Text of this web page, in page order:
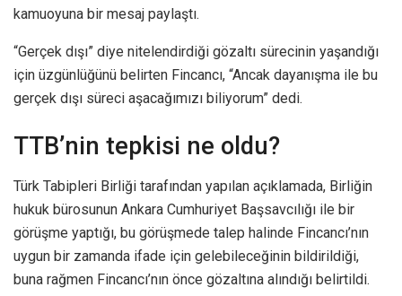
kamuoyuna bir mesaj paylaştı.
“Gerçek dışı” diye nitelendirdiği gözaltı sürecinin yaşandığı
için üzgünlüğünü belirten Fincancı, “Ancak dayanışma ile bu
gerçek dışı süreci aşacağımızı biliyorum” dedi.
TTB’nin tepkisi ne oldu?
Türk Tabipleri Birliği tarafından yapılan açıklamada, Birliğin
hukuk bürosunun Ankara Cumhuriyet Başsavcılığı ile bir
görüşme yaptığı, bu görüşmede talep halinde Fincancı’nın
uygun bir zamanda ifade için gelebileceğinin bildirildiği,
buna rağmen Fincancı’nın önce gözaltına alındığı belirtildi.